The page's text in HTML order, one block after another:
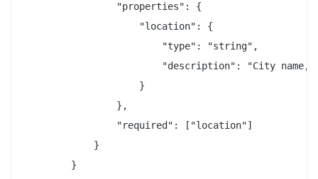
                "properties": {
                    "location": {
                        "type": "string",
"description": "City name,
                    }
                },
                "required": ["location"]
            }
        }